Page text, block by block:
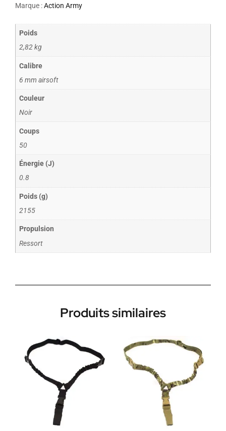
Marque :Action Army
Poids
2,82 kg
Calibre
6 mm airsoft
Couleur
Noir
Coups
50
Énergie (J)
0.8
Poids (g)
2155
Propulsion
Ressort
Produits similaires